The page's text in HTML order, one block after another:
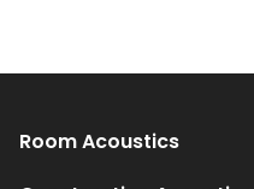
Room Acoustics